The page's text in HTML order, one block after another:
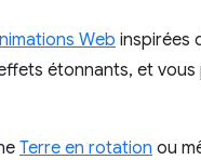
Web inspirées
étonnants, et
Terre en rotation ou